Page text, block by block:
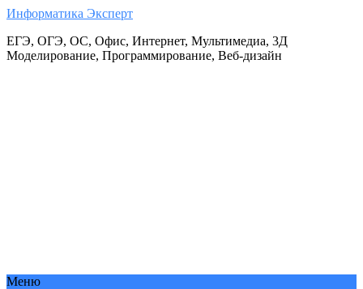
Информатика Эксперт
ЕГЭ, ОГЭ, ОС, Офис, Интернет, Мультимедиа, 3Д
Моделирование, Программирование, Веб-дизайн
Меню